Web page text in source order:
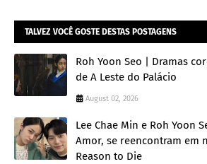
TALVEZ VOCÊ GOSTE DESTAS POSTAGENS
Roh Yoon Seo | Dramas
de A Leste do Palácio
August 02, 2026
Lee Chae Min e Roh Yoon
Amor, se reencontram em
Reason to Die